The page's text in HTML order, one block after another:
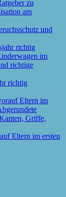
und
richtig
Eltern im ersten